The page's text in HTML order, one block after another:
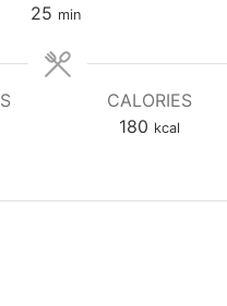
25m
n
min
CALORIES
180 kcal